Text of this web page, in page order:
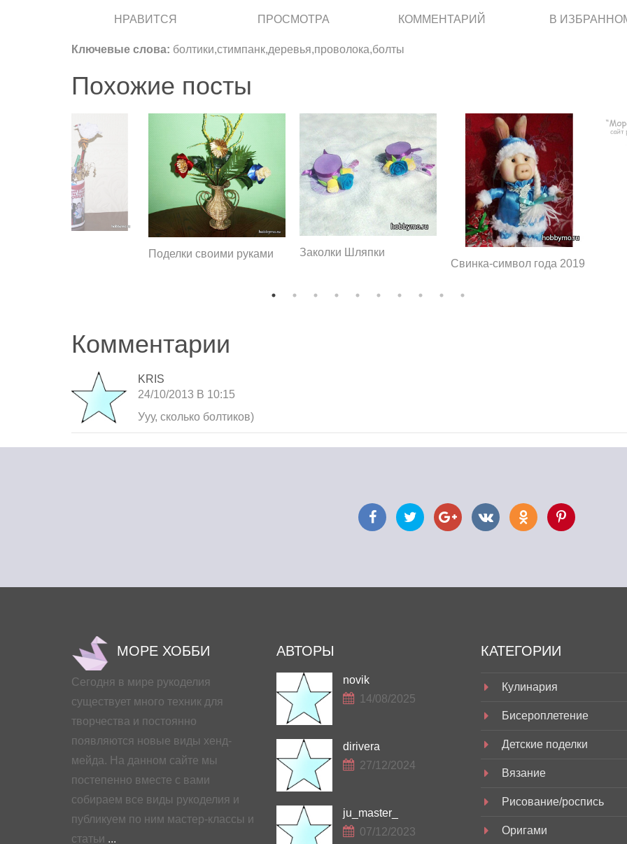
НРАВИТСЯ ПРОСМОТРА КОММЕНТАРИЙ В
Ключевые слова: болтики,стимпанк,деревья,проволока,болты
Похожие посты
Поделки своими руками
Заколки Шляпки
Свинка-символ года 2019
Комментарии
KRIS
24/10/2013 В 10:15
Ууу, сколько болтиков)
МОРЕ ХОББИ
Сегодня в мире рукоделия
существует много техник для
творчества и постоянно
появляются новые виды хенд-
мейда. На данном сайте мы
постепенно вместе с вами
собираем все виды рукоделия и
публикуем по ним мастер-классы и
статьи ...
АВТОРЫ
novik
14/08/2025
dirivera
27/12/2024
ju_master_
07/12/2023
КАТЕГОРИИ
Кулинария
Бисероплетение
Детские поделки
Вязание
Рисование/роспись
Оригами